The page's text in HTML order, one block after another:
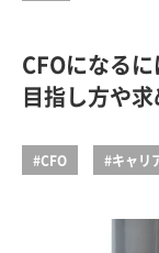
CFOになる
目指し方や
#CFO #キャリ